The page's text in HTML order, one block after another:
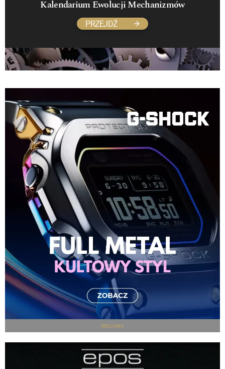
Kalendarium Ewolucji Mechanizmów
PRZEJDŹ
REKLAMA